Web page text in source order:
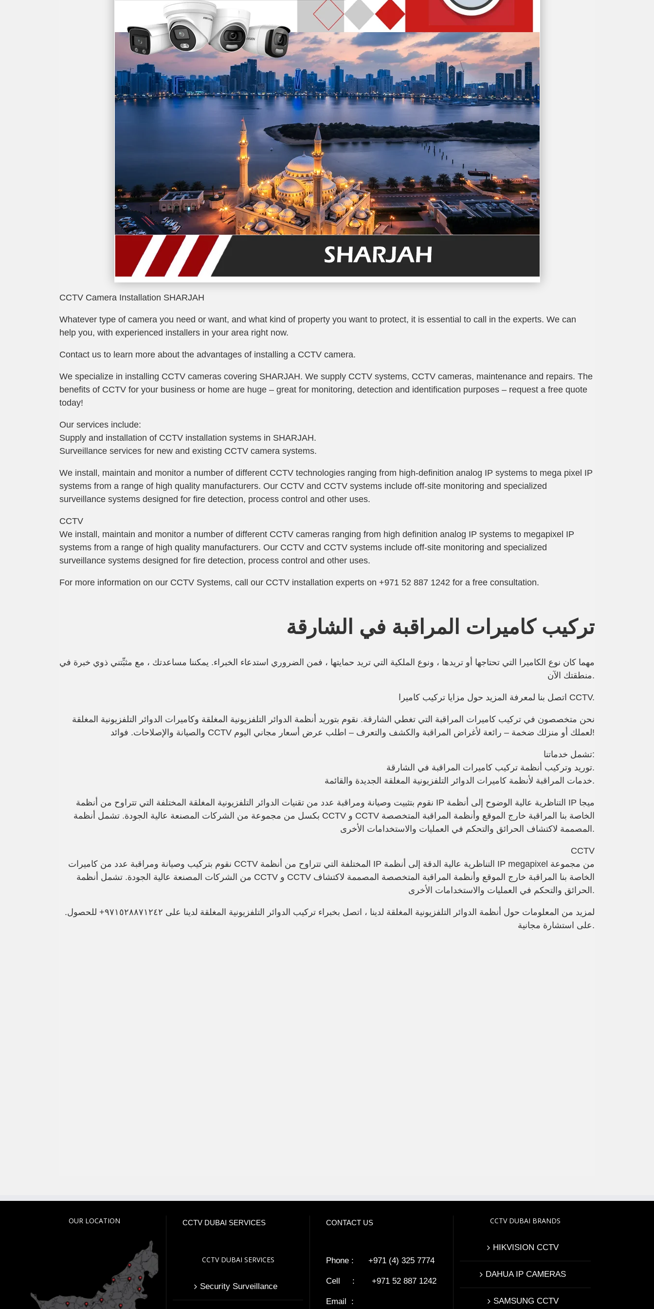
CCTV Camera Installation SHARJAH
Whatever type of camera you need or want, and what kind of property you want to protect, it is essential to call in the experts. We can
help you, with experienced installers in your area right now.
Contact us to learn more about the advantages of installing a CCTV camera.
We specialize in installing CCTV cameras covering SHARJAH. We supply CCTV systems, CCTV cameras, maintenance and repairs. The
benefits of CCTV for your business or home are huge – great for monitoring, detection and identification purposes – request a free quote
today!
Our services include:
Supply and installation of CCTV installation systems in SHARJAH.
Surveillance services for new and existing CCTV camera systems.
We install, maintain and monitor a number of different CCTV technologies ranging from high-definition analog IP systems to mega pixel IP
systems from a range of high quality manufacturers. Our CCTV and CCTV systems include off-site monitoring and specialized
surveillance systems designed for fire detection, process control and other uses.
CCTV
We install, maintain and monitor a number of different CCTV camerasranging from high definition analog IP systems to megapixel IP
systems from a range of high quality manufacturers. Our CCTV and CCTV systems include off-site monitoring and specialized
surveillance systems designed for fire detection, process control and other uses.
For more information on our CCTV Systems, call our CCTV installation experts on +971 52 887 1242 for a free consultation.
تركيب كاميرات المراقبة في الشارقة
مهما كان نوع الكاميرا التي تحتاجها أو تريدها ، ونوع الملكية التي تريد حمايتها ، فمن الضروري استدعاء الخبراء. يمكننا مساعدتك ، مع مثبِّتني ذوي خبرة في
منطقتك الآن.
اتصل بنا لمعرفة المزيد حول مزايا تركيب كاميرا CCTV.
نحن متخصصون في تركيب كاميرات المراقبة التي تغطي الشارقة. نقوم بتوريد أنظمة الدوائر التلفزيونية المغلقة وكاميرات الدوائر التلفزيونية المغلقة
والصيانة والإصلاحات. فوائد CCTV لعملك أو منزلك ضخمة – رائعة لأغراض المراقبة والكشف والتعرف – اطلب عرض أسعار مجاني اليوم!
تشمل خدماتنا:
توريد وتركيب أنظمة تركيب كاميرات المراقبة في الشارقة.
خدمات المراقبة لأنظمة كاميرات الدوائر التلفزيونية المغلقة الجديدة والقائمة.
نقوم بتثبيت وصيانة ومراقبة عدد من تقنيات الدوائر التلفزيونية المغلقة المختلفة التي تتراوح من أنظمة IP التناظرية عالية الوضوح إلى أنظمة IP ميجا
بكسل من مجموعة من الشركات المصنعة عالية الجودة. تشمل أنظمة CCTV و CCTV الخاصة بنا المراقبة خارج الموقع وأنظمة المراقبة المتخصصة
المصممة لاكتشاف الحرائق والتحكم في العمليات والاستخدامات الأخرى.
CCTV
نقوم بتركيب وصيانة ومراقبة عدد من كاميرات CCTV المختلفة التي تتراوح من أنظمة IP التناظرية عالية الدقة إلى أنظمة IP megapixel من مجموعة
من الشركات المصنعة عالية الجودة. تشمل أنظمة CCTV و CCTV الخاصة بنا المراقبة خارج الموقع وأنظمة المراقبة المتخصصة المصممة لاكتشاف
الحرائق والتحكم في العمليات والاستخدامات الأخرى.
.لمزيد من المعلومات حول أنظمة الدوائر التلفزيونية المغلقة لدينا ، اتصل بخبراء تركيب الدوائر التلفزيونية المغلقة لدينا على ٩٧١٥٢٨٨٧١٢٤٢+ للحصول
على استشارة مجانية.
OUR LOCATION CCTV DUBAI SERVICES
CCTV DUBAI SERVICES
Security Surveillance
CONTACT US
Phone : +971 (4) 325 7774
Cell : +971 52 887 1242
Email :
CCTV DUBAI BRANDS
HIKVISION CCTV
DAHUA IP CAMERAS
SAMSUNG CCTV